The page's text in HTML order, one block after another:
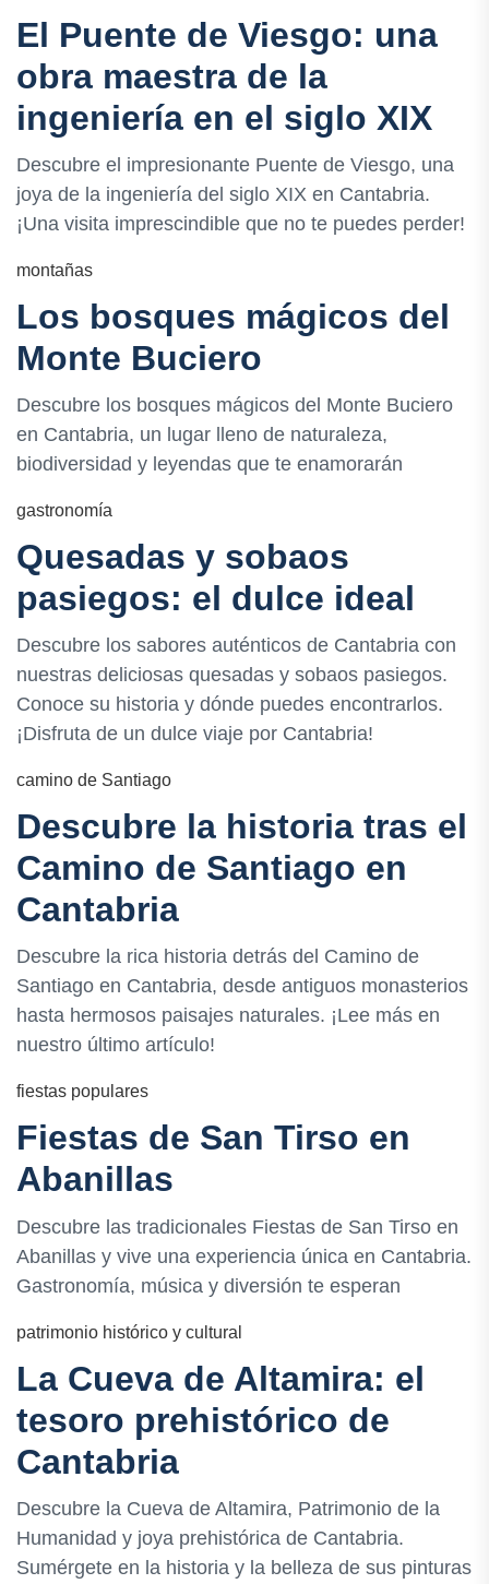
El Puente de Viesgo: una
obra maestra de la
ingeniería en el siglo XIX
Descubre el impresionante Puente de Viesgo, una
joya de la ingeniería del siglo XIX en Cantabria.
¡Una visita imprescindible que no te puedes perder!
montañas
Los bosques mágicos del
Monte Buciero
Descubre los bosques mágicos del Monte Buciero
en Cantabria, un lugar lleno de naturaleza,
biodiversidad y leyendas que te enamorarán
gastronomía
Quesadas y sobaos
pasiegos: el dulce ideal
Descubre los sabores auténticos de Cantabria con
nuestras deliciosas quesadas y sobaos pasiegos.
Conoce su historia y dónde puedes encontrarlos.
¡Disfruta de un dulce viaje por Cantabria!
camino de Santiago
Descubre la historia tras el
Camino de Santiago en
Cantabria
Descubre la rica historia detrás del Camino de
Santiago en Cantabria, desde antiguos monasterios
hasta hermosos paisajes naturales. ¡Lee más en
nuestro último artículo!
fiestas populares
Fiestas de San Tirso en
Abanillas
Descubre las tradicionales Fiestas de San Tirso en
Abanillas y vive una experiencia única en Cantabria.
Gastronomía, música y diversión te esperan
patrimonio histórico y cultural
La Cueva de Altamira: el
tesoro prehistórico de
Cantabria
Descubre la Cueva de Altamira, Patrimonio de la
Humanidad y joya prehistórica de Cantabria.
Sumérgete en la historia y la belleza de sus pinturas